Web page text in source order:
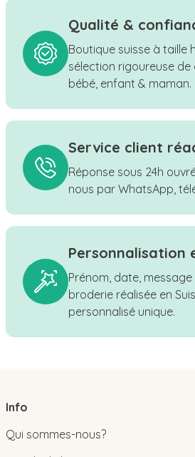
Qualité &
Boutique suisse à taille
sélection rigoureuse
bébé, enfant & maman.
Service client
Réponse sous 24h
nous par WhatsApp,
Personnalisation
Prénom, date,
broderie réalisée en
personnalisé unique.
Info
Qui sommes-nous?